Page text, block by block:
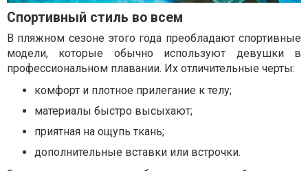
Спортивный стиль во всем
В пляжном сезоне этого года преобладают спортивные
модели, которые обычно используют девушки в
профессиональном плавании. Их отличительные черты:
комфорт и плотное прилегание к телу;
материалы быстро высыхают;
приятная на ощупь ткань;
дополнительные вставки или встрочки.